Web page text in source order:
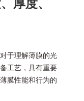
厚度、
于理解薄膜的光
工艺，具有重要
膜性能和行为的